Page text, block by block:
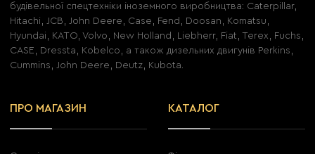
будівельної спецтехніки іноземного виробництва: Caterpillar,
Hitachi, JCB, John Deere, Case, Fend, Doosan, Komatsu,
Hyundai, KATO, Volvo, New Holland, Liebherr, Fiat, Terex, Fuchs,
CASE, Dressta, Kobelco, а також дизельних двигунів Perkins,
Cummins, John Deere, Deutz, Kubota.
ПРО МАГАЗИН КАТАЛОГ